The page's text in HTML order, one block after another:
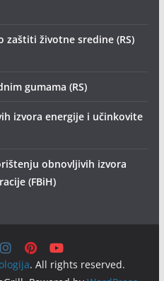
zaštiti životne sredine (RS)
gumama (RS)
izvora energije i učinkovite
obnovljivih izvora
(FBiH)
. All rights reserved.